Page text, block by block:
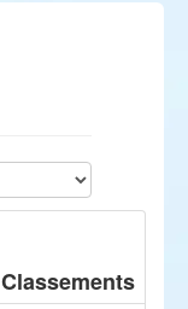
Classements